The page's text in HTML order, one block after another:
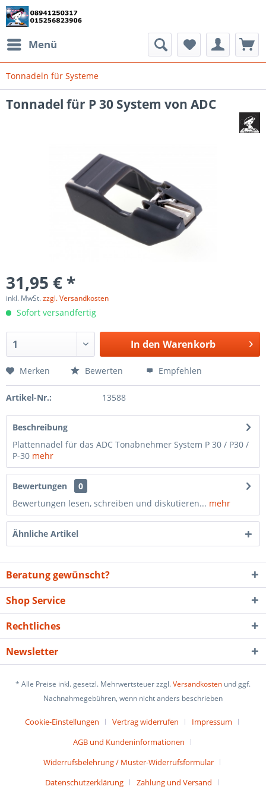
Menü
Tonnadeln für Systeme
Tonnadel für P 30 System von ADC
31,95 € *
inkl. MwSt.zzgl. Versandkosten
Sofort versandfertig
In den Warenkorb
Merken Bewerten Empfehlen
Artikel-Nr.: 13588
Beschreibung
Plattennadel für das ADC Tonabnehmer System P 30 / P30 /
P-30 mehr
Bewertungen
0
Bewertungen lesen, schreiben und diskutieren... mehr
Ähnliche Artikel
Beratung gewünscht?
Shop Service
Rechtliches
Newsletter
* Alle Preise inkl. gesetzl. Mehrwertsteuer zzgl.Versandkosten und ggf.
Nachnahmegebühren, wenn nicht anders beschrieben
Cookie-Einstellungen Vertrag widerrufen
Impressum
AGB und Kundeninformationen
Widerrufsbelehrung / Muster-Widerrufsformular
Datenschutzerklärung
Zahlung und Versand